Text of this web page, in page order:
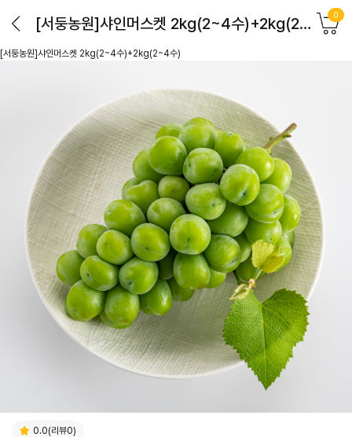
[서둥농원]샤인머스켓 2kg(2~4수)+2kg(2~4수) 0
[서둥농원]샤인머스켓 2kg(2~4수)+2kg(2~4수)
0.0(리뷰0)